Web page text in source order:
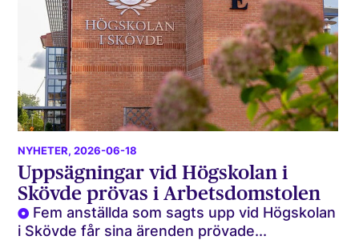
NYHETER, 2026-06-18
Uppsägningar vid Högskolan i
Skövde prövas i Arbetsdomstolen
Fem anställda som sagts upp vid Högskolan
i Skövde får sina ärenden prövade...